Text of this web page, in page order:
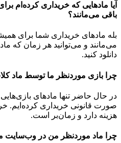
آیا مادهایی که خریداری کرده‌ام
باقی می‌مانند؟
بله مادهای خریداری شما برای
می‌مانند و می‌توانید هر زمان که
دانلود کنید.
چرا بازی موردنظر ما توسط ماد
در حال حاضر تنها مادهای
صورت قانونی خریداری کرده‌ایم.
هزینه دارد و زمان‌بر است.
چرا ماد موردنظر من در وب‌سایت